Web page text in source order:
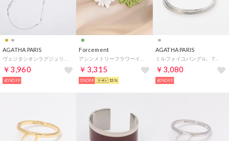
AGATHA PARIS
￥3,960
60%OFF
Forcement
￥3,315
5%OFF 15%
AGATHA PARIS
ミルフォイユバングル、7連、シルバー・ゴールド （シルバー／ゴールド）
￥3,080
60%OFF